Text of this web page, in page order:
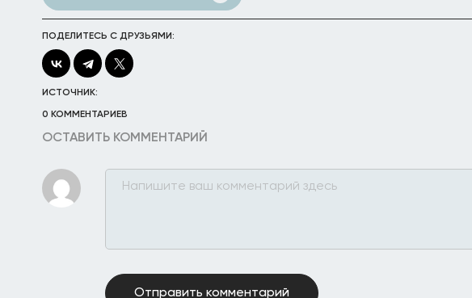
ПОДЕЛИТЕСЬ С ДРУЗЬЯМИ:
ИСТОЧНИК:
0 КОММЕНТАРИЕВ
ОСТАВИТЬ КОММЕНТАРИЙ